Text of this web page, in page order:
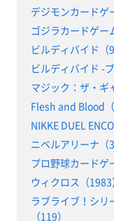
デジモンカードゲ
ゴジラカードゲー
ビルディバイド（
ビルディバイド -
マジック：ザ・ギ
Flesh and Blood（
NIKKE DUEL
ニベルアリーナ（
プロ野球カードゲ
ウィクロス（1983
ラブライブ！シリ
（119）